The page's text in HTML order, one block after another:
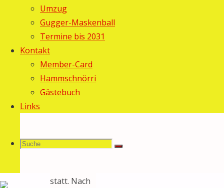
Umzug
Gugger-Maskenball
Termine bis 2031
Kontakt
Member-Card
Hammschnörri
Gästebuch
Links
Suche
Suchen
Suche
Fasnacht
2012
Am
26.
Februar,
fand ab 10
Uhr in der
traditionelle
statt. Nach